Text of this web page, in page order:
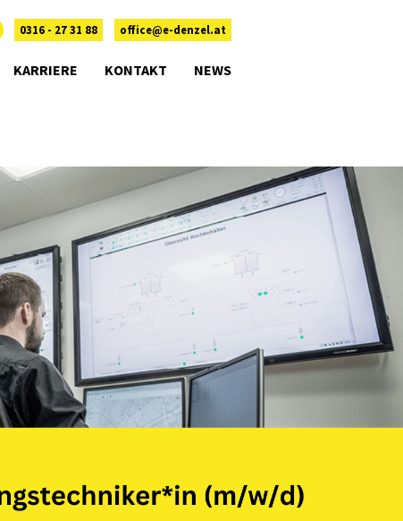
0316 - 27 31 88 office@e-denzel.at
KARRIERE KONTAKT NEWS